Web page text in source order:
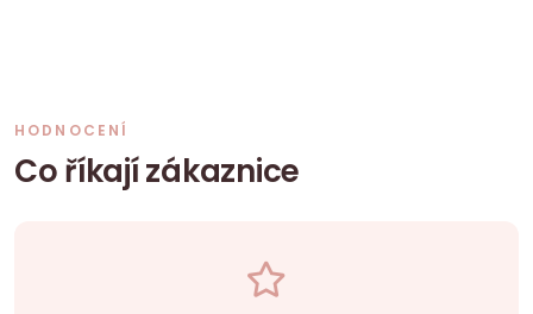
HODNOCENÍ
Co říkají zákaznice